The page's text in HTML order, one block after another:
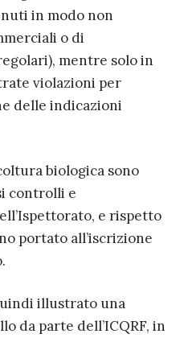
in modo non
o di
mentre solo in
violazioni per
delle indicazioni
biologica sono
controlli e
e rispetto
portato all’iscrizione
illustrato una
da parte dell’ICQRF, in